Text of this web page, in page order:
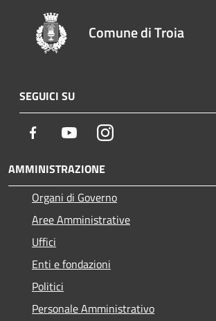
Comune di Troia
SEGUICI SU
Facebook YoutubeInstagram
AMMINISTRAZIONE
Organi di Governo
Aree Amministrative
Uffici
Enti e fondazioni
Politici
Personale Amministrativo